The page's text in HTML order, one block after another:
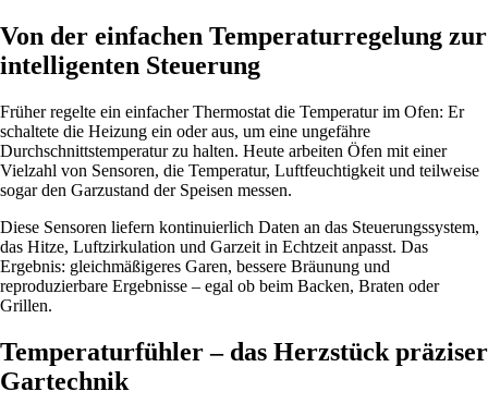
Von der einfachen Temperaturregelung zur
intelligenten Steuerung
Früher regelte ein einfacher Thermostat die Temperatur im Ofen: Er
schaltete die Heizung ein oder aus, um eine ungefähre
Durchschnittstemperatur zu halten. Heute arbeiten Öfen mit einer
Vielzahl von Sensoren, die Temperatur, Luftfeuchtigkeit und teilweise
sogar den Garzustand der Speisen messen.
Diese Sensoren liefern kontinuierlich Daten an das Steuerungssystem,
das Hitze, Luftzirkulation und Garzeit in Echtzeit anpasst. Das
Ergebnis: gleichmäßigeres Garen, bessere Bräunung und
reproduzierbare Ergebnisse – egal ob beim Backen, Braten oder
Grillen.
Temperaturfühler – das Herzstück präziser
Gartechnik